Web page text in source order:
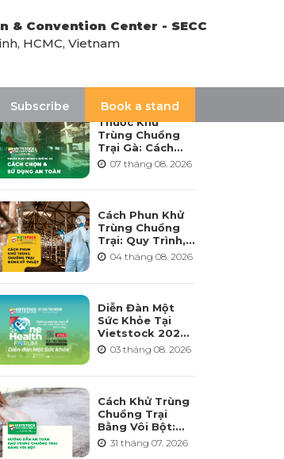
& Convention Center - SECC
HCMC, Vietnam
Subscribe
Book a stand
Thuốc Khử
Trùng Chuồng
Trại Gà: Cách
Chọn, Pha Và Sử
Dụng An Toàn
07 tháng 08. 2026
Cách Phun Khử
Trùng Chuồng
Trại: Quy Trình,
Tần Suất Và Lưu
Ý Khi Sử Dụng
04 tháng 08. 2026
Diễn Đàn Một
Sức Khỏe Tại
Vietstock 2026:
Hướng Tới Phát
Triển Ngành
03 tháng 08. 2026
Cách Khử Trùng
Chuồng Trại
Bằng Vôi Bột:
Cách Rải, Thời
Điểm Và Những
31 tháng 07. 2026